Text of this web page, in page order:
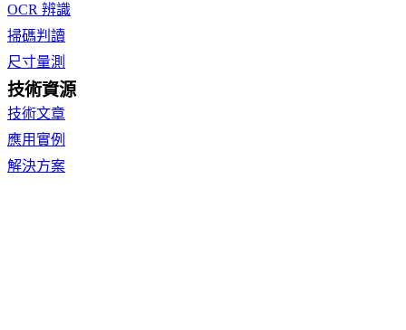
OCR 辨識
掃碼判讀
尺寸量測
技術資源
技術文章
應用實例
解決方案